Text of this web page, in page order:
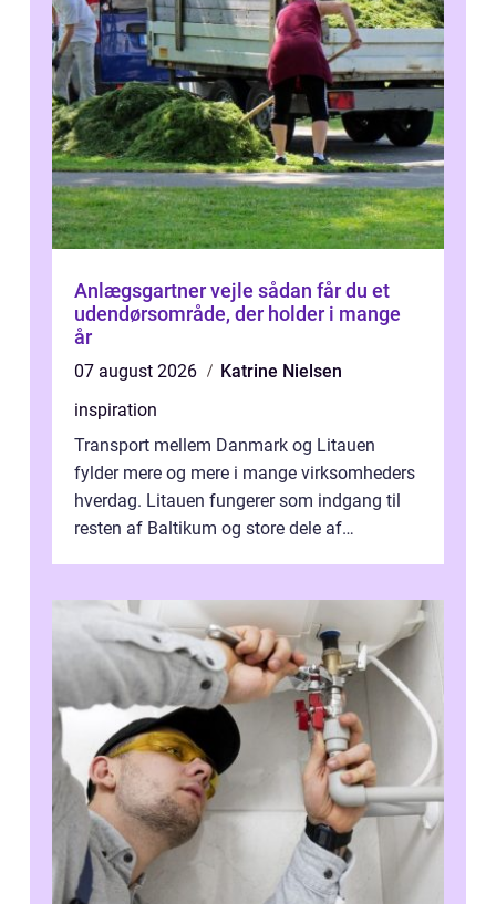
Anlægsgartner vejle sådan får du et
udendørsområde, der holder i mange
år
07 august 2026
Katrine Nielsen
inspiration
Transport mellem Danmark og Litauen
fylder mere og mere i mange virksomheders
hverdag. Litauen fungerer som indgang til
resten af Baltikum og store dele af